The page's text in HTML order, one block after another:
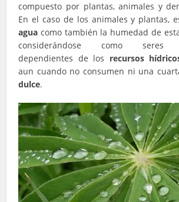
compuesto por plantas, animales y
En el caso de los animales y plantas,
agua como también la humedad de
considerándose como seres
dependientes de los recursos
aun cuando no consumen ni una
dulce.